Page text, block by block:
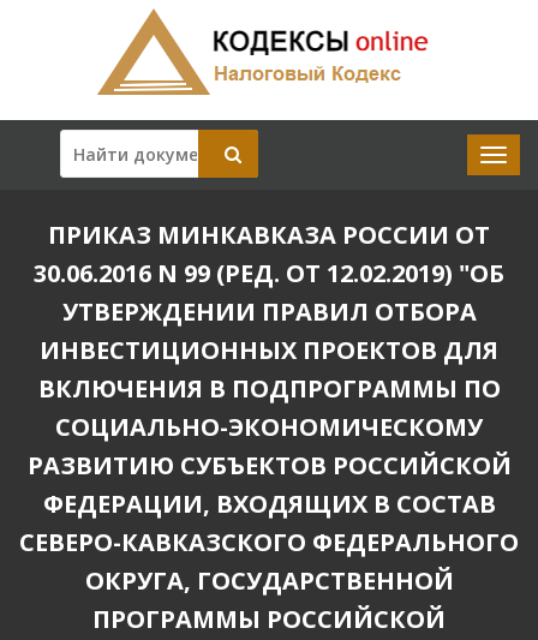
ПРИКАЗ МИНКАВКАЗА РОССИИ ОТ
30.06.2016 N 99 (РЕД. ОТ 12.02.2019) "ОБ
УТВЕРЖДЕНИИ ПРАВИЛ ОТБОРА
ИНВЕСТИЦИОННЫХ ПРОЕКТОВ ДЛЯ
ВКЛЮЧЕНИЯ В ПОДПРОГРАММЫ ПО
СОЦИАЛЬНО-ЭКОНОМИЧЕСКОМУ
РАЗВИТИЮ СУБЪЕКТОВ РОССИЙСКОЙ
ФЕДЕРАЦИИ, ВХОДЯЩИХ В СОСТАВ
СЕВЕРО-КАВКАЗСКОГО ФЕДЕРАЛЬНОГО
ОКРУГА, ГОСУДАРСТВЕННОЙ
ПРОГРАММЫ РОССИЙСКОЙ